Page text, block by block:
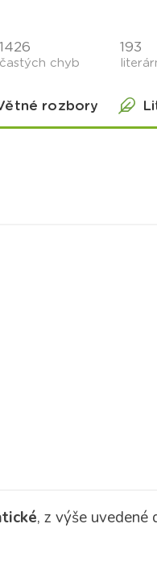
1426
častých chyb
193
rozbory
, z výše uvedené